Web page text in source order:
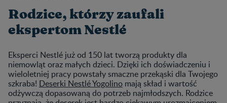
Rodzice, którzy zaufali
ekspertom Nestlé
Eksperci Nestlé już od 150 lat tworzą produkty dla
niemowląt oraz małych dzieci. Dzięki ich doświadczeniu i
wieloletniej pracy powstały smaczne przekąski dla Twojego
szkraba! Deserki Nestlé Yogolino mają skład i wartość
odżywczą dopasowaną do potrzeb najmłodszych. Rodzice